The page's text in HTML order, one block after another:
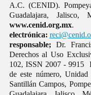
A.C. (CENID).
Guadalajara,
www.cenid.org.mx
electrónica:
responsable; Dr.
Derechos al Uso
102, ISSN 2007 - 9915
de este número,
Santillán Campos,